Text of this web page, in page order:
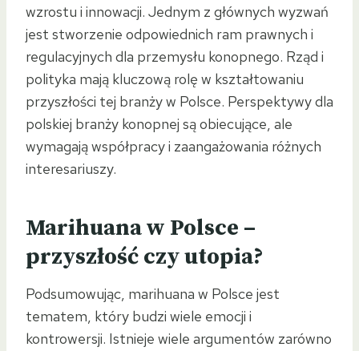
wzrostu i innowacji. Jednym z głównych wyzwań
jest stworzenie odpowiednich ram prawnych i
regulacyjnych dla przemysłu konopnego. Rząd i
polityka mają kluczową rolę w kształtowaniu
przyszłości tej branży w Polsce. Perspektywy dla
polskiej branży konopnej są obiecujące, ale
wymagają współpracy i zaangażowania różnych
interesariuszy.
Marihuana w Polsce –
przyszłość czy utopia?
Podsumowując, marihuana w Polsce jest
tematem, który budzi wiele emocji i
kontrowersji. Istnieje wiele argumentów zarówno